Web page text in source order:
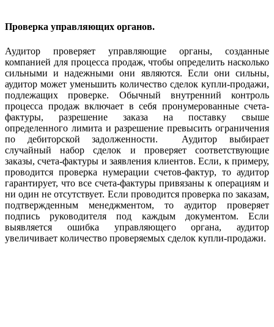
Проверка управляющих органов.
Аудитор проверяет управляющие органы, созданные
компанией для процесса продаж, чтобы определить насколько
сильными и надежными они являются. Если они сильны,
аудитор может уменьшить количество сделок купли-продажи,
подлежащих проверке. Обычный внутренний контроль
процесса продаж включает в себя пронумерованные счета-
фактуры, разрешение заказа на поставку свыше
определенного лимита и разрешение превысить ограничения
по дебиторской задолженности. Аудитор выбирает
случайный набор сделок и проверяет соответствующие
заказы, счета-фактуры и заявления клиентов. Если, к примеру,
проводится проверка нумерации счетов-фактур, то аудитор
гарантирует, что все счета-фактуры привязаны к операциям и
ни один не отсутствует. Если проводится проверка по заказам,
подтвержденным менеджментом, то аудитор проверяет
подпись руководителя под каждым документом. Если
выявляется ошибка управляющего органа, аудитор
увеличивает количество проверяемых сделок купли-продажи.